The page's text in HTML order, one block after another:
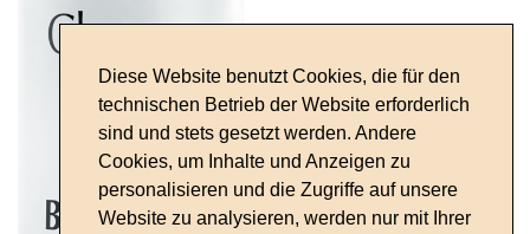
Diese Website benutzt Cookies, die für den
technischen Betrieb der Website erforderlich
sind und stets gesetzt werden. Andere
Cookies, um Inhalte und Anzeigen zu
personalisieren und die Zugriffe auf unsere
Website zu analysieren, werden nur mit Ihrer